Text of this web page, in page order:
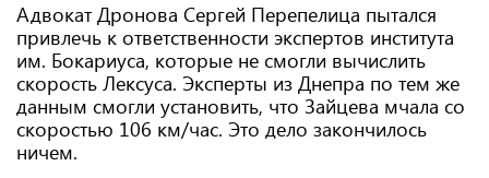
Адвокат Дронова Сергей Перепелица пытался
привлечь к ответственности экспертов института
им. Бокариуса, которые не смогли вычислить
скорость Лексуса. Эксперты из Днепра по тем же
данным смогли установить, что Зайцева мчала со
скоростью 106 км/час. Это дело закончилось
ничем.